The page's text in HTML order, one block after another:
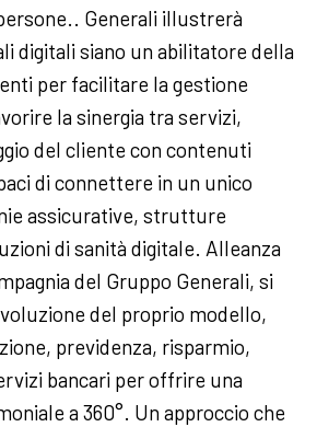
Generali illustrerà
digitali siano un abilitatore della
per facilitare la gestione
la sinergia tra servizi,
del cliente con contenuti
di connettere in un unico
assicurative, strutture
di sanità digitale. Alleanza
del Gruppo Generali, si
del proprio modello,
previdenza, risparmio,
bancari per offrire una
a 360°. Un approccio che